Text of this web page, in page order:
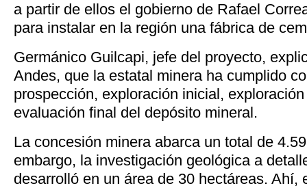
a partir de ellos el gobierno de Rafael
para instalar en la región una fábrica de
Germánico Guilcapi, jefe del proyecto,
Andes, que la estatal minera ha cumplido
prospección, exploración inicial,
evaluación final del depósito mineral.
La concesión minera abarca un total de
embargo, la investigación geológica a
desarrolló en un área de 30 hectáreas. Ahí,